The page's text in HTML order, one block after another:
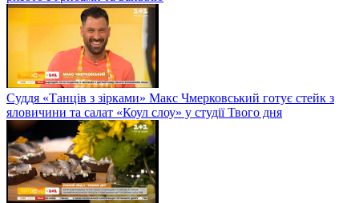
Суддя «Танців з зірками» Макс Чмерковський готує стейк з
яловичини та салат «Коул слоу» у студії Твого дня